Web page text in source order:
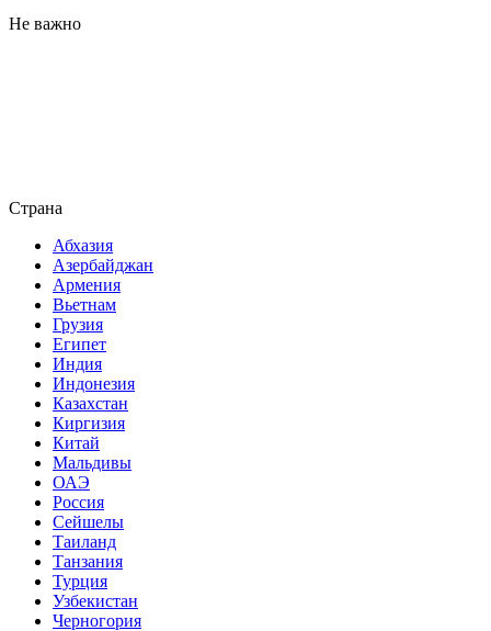
Не важно
Страна
Абхазия
Азербайджан
Армения
Вьетнам
Грузия
Египет
Индия
Индонезия
Казахстан
Киргизия
Китай
Мальдивы
ОАЭ
Россия
Сейшелы
Таиланд
Танзания
Турция
Узбекистан
Черногория